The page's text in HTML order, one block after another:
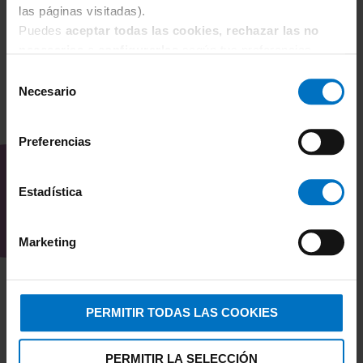
las páginas visitadas).
Puedes aceptar todas las cookies, rechazar las no
Necesario
Preferencias
Estadística
Marketing
PERMITIR TODAS LAS COOKIES
PERMITIR LA SELECCIÓN
INTERESAR